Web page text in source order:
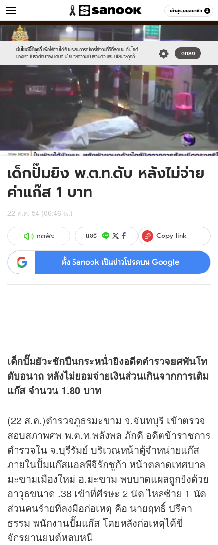
เข้าสู่ระบบสมาชิก
ข่าว หมวดอื่นๆ
เว็บไซต์นี้ใช้คุกกี้ เพื่อให้ท่านได้รับประสบการณ์การใช้งานที่ดีที่สุดบน เว็บไซต์
ของเรา โปรดศึกษาเพิ่มเติมที่ นโยบายความเป็นส่วนตัว และ นโยบายคุกกี้
ตกลง
Sanook
//s.isanook.com/sr/0/images/logo-
new-
sanook.png
600
60
//s.isanook.com/ns/0/ud/209/1049466/
e022-
61b85ac64cbf2093.jpg
เด็กปั๊มยิง พ.ต.ท.ดับ หลังไม่จ่าย
ค่าแก๊ส 1 บาท
22 ส.ค. 54 (06:46 น.)
กดฟัง แชร์ Copy link
ตั้ง Sanook เป็นข่าวโปรดบน Google
เด็กปั๊มยัวะชักปืนกระหน่ำยิงอดีตตำรวจยศพันโท
ดับอนาถ หลังไม่ยอมจ่ายเงินส่วนเกินจากการเติม
แก๊ส จำนวน 1.80 บาท
(22 ส.ค.)ตำรวจภูธรมะขาม จ.จันทบุรี เข้าตรวจ
สอบสภาพศพ พ.ต.ท.พลังพล ภักดี อดีตข้าราชการ
ตำรวจใน จ.บุรีรัมย์ บริเวณหน้าตู้จำหน่ายแก๊ส
ภายในปั้มแก๊สแอลพีจีรักชูก้า หน้าตลาดเทศบาล
มะขามเมืองใหม่ อ.มะขาม พบบาดแผลถูกยิงด้วย
อาวุธขนาด .38 เข้าที่ศีรษะ 2 นัด ไหล่ซ้าย 1 นัด
ส่วนคนร้ายที่ลงมือก่อเหตุ คือ นายฤทธิ์ ปรีดา
ธรรม พนักงานปั๊มแก๊ส โดยหลังก่อเหตุได้ขี่
จักรยานยนต์หลบหนี